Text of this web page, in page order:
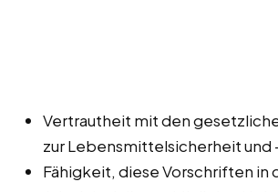
Vertrautheit mit den
zur Lebensmittelsicherheit und
Fähigkeit, diese Vorschriften in